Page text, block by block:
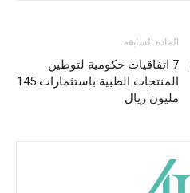
المادة السابقة
7 اتفاقيات حكومية لتوطين
المنتجات الطبية باستثمارات 145
مليون ريال